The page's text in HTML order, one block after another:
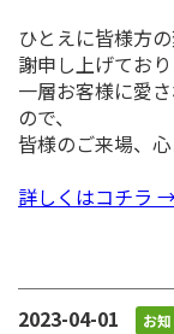
ひとえに皆様方
謝申し上げており
一層お客様に愛
ので、
皆様のご来場、
詳しくはコチラ
2023-04-01 お